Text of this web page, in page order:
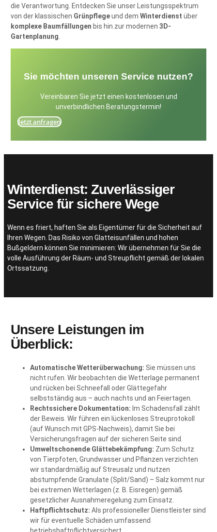
die Verantwortung. Entdecken Sie unser Leistungsspektrum
von der klassischen Grünpflegeund dem Winterdienst über
komplexe Baumfällungen bis hin zur modernen 3D-
Gartenplanung
Sie möchten unseren Service nutzen?
Vereinbaren Sie jetzt einen kostenlosen und
unverbindlichen Beratungstermin!
Jetzt anfragen
Winterdienst: Zuverlässiger
Service für sichere Wege
Wenn es friert, haften Sie als Eigentümer für die Sicherheit auf
Ihren Wegen. Das Risiko von Glatteisunfällen und hohen
Bußgeldern können Sie minimieren: Wir übernehmen für Sie die
volle Ausführung der Räum- und Streupflicht gemäß der lokalen
Ortssatzung.
Unsere Leistungen im
Überblick:
Automatische Wetterüberwachung: Sie müssen uns
nicht rufen. Wir beobachten die Wetterlage permanent
und rücken bei Schneefall oder Glättegefahr
selbstständig aus – auch nachts und an Feiertagen.
Rechtssichere Dokumentation: Im Schadensfall zählt
der Beweis. Wir führen ein lückenloses Streuprotokoll
(auf Wunsch mit GPS-Nachweis), damit Sie bei
Versicherungsfragen auf der sicheren Seite sind.
Umweltschonende Glättebekämpfung: Zum Schutz
von Tierpfoten, Grundwasser und Pflanzen verzichten
wir standardmäßig auf Streusalz und nutzen
abstumpfende Granulate (Split/Sand) – Salz kommt nur
bei extremen Wetterlagen (z. B. Eisregen) gemäß
gesetzlicher Ausnahmeregelung zum Einsatz.
Haftpflichtschutz: Als professioneller Dienstleister sind
wir für eventuelle Schäden umfassend